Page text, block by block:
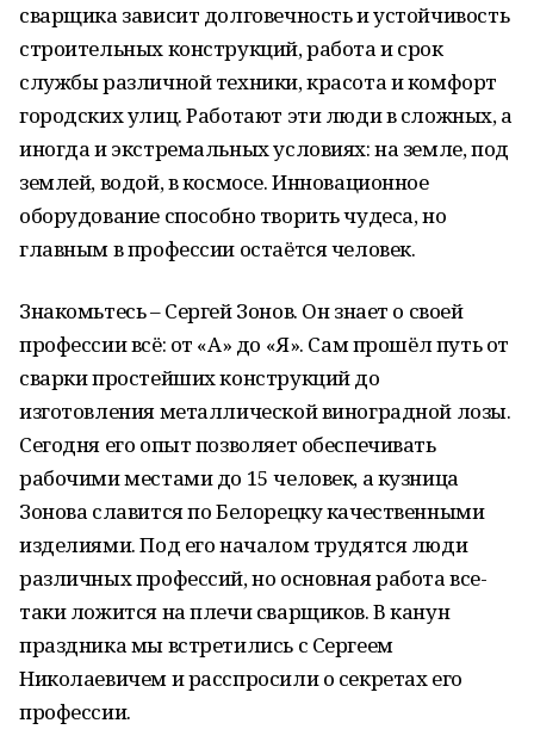
сварщика зависит долговечность и устойчивость
строительных конструкций, работа и срок
службы различной техники, красота и комфорт
городских улиц. Работают эти люди в сложных, а
иногда и экстремальных условиях: на земле, под
землей, водой, в космосе. Инновационное
оборудование способно творить чудеса, но
главным в профессии остаётся человек.
Знакомьтесь – Сергей Зонов. Он знает о своей
профессии всё: от «А» до «Я». Сам прошёл путь от
сварки простейших конструкций до
изготовления металлической виноградной лозы.
Сегодня его опыт позволяет обеспечивать
рабочими местами до 15 человек, а кузница
Зонова славится по Белорецку качественными
изделиями. Под его началом трудятся люди
различных профессий, но основная работа все-
таки ложится на плечи сварщиков. В канун
праздника мы встретились с Сергеем
Николаевичем и расспросили о секретах его
профессии.